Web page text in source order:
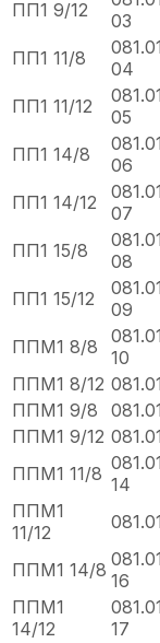
ПП1 9/12
03
ПП1 11/8
04
ПП1 11/12
05
ПП1 14/8
06
ПП1 14/12
07
ПП1 15/8
08
ПП1 15/12
09
ППМ1 8/8
10
ППМ1 8/12
ППМ1 9/8
ППМ1 9/12
ППМ1 11/8 14
ППМ1
11/12
ППМ1 14/8 16
ППМ1
14/12
17